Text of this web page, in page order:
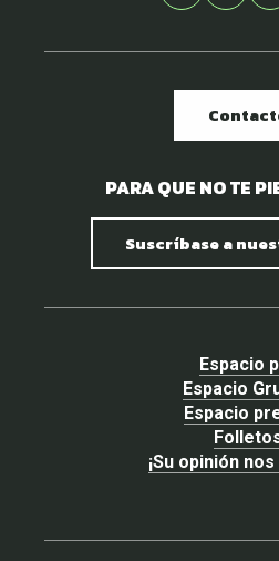
PARA QUE NO TE
Suscríbase a
Espacio
Espacio
Espacio
¡Su opinión nos